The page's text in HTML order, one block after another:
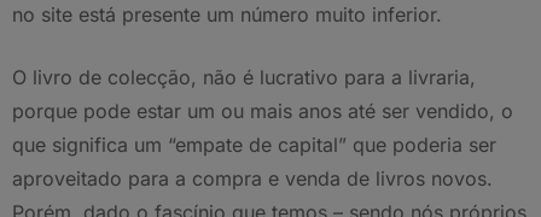
no site está presente um número muito inferior.
O livro de colecção, não é lucrativo para a livraria,
porque pode estar um ou mais anos até ser vendido, o
que significa um “empate de capital” que poderia ser
aproveitado para a compra e venda de livros novos.